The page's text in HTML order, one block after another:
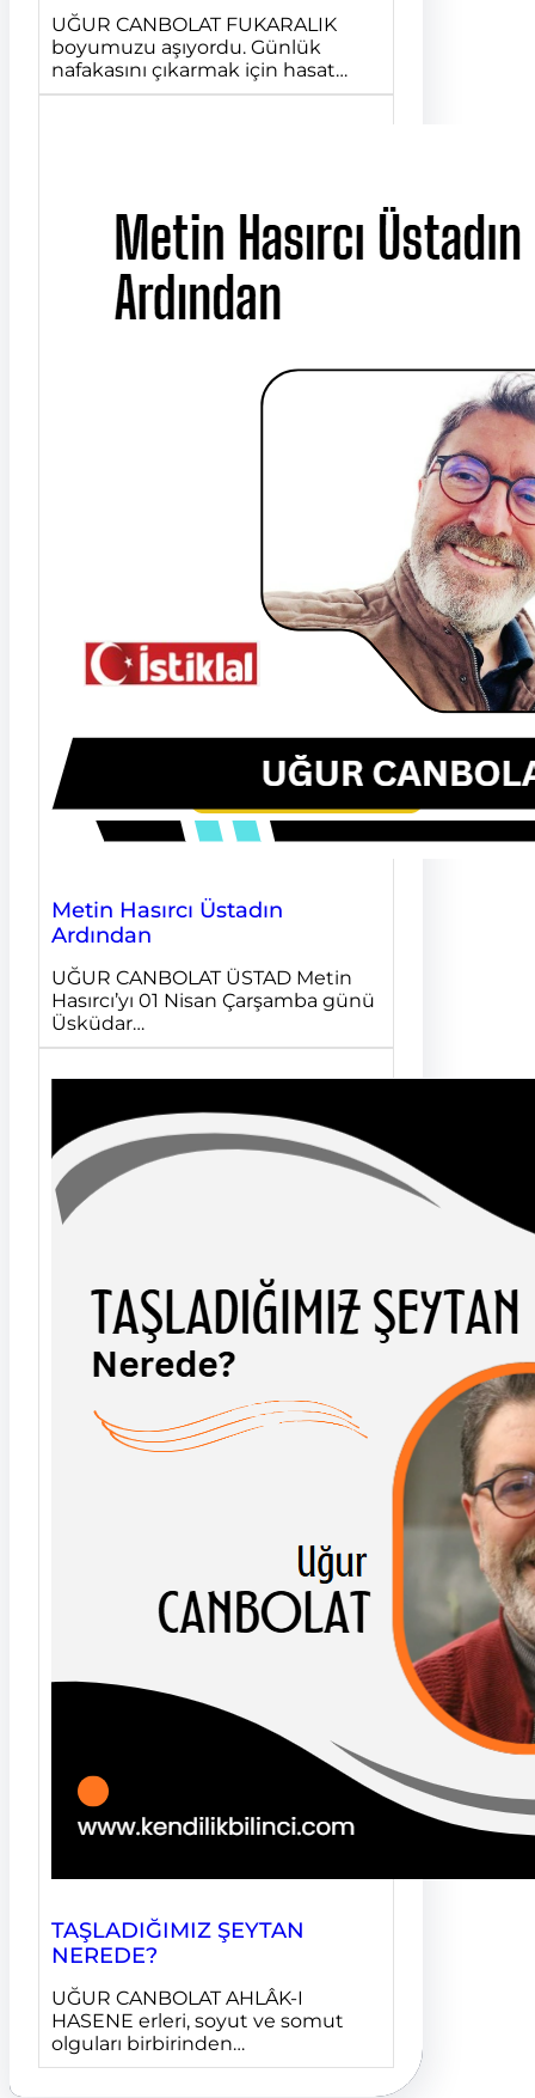
UĞUR CANBOLAT FUKARALIK
boyumuzu aşıyordu. Günlük
nafakasını çıkarmak için hasat…
Metin Hasırcı Üstadın
Ardından
UĞUR CANBOLAT ÜSTAD Metin
Hasırcı’yı 01 Nisan Çarşamba günü
Üsküdar…
TAŞLADIĞIMIZ ŞEYTAN
NEREDE?
UĞUR CANBOLAT AHLÂK-I
HASENE erleri, soyut ve somut
olguları birbirinden…